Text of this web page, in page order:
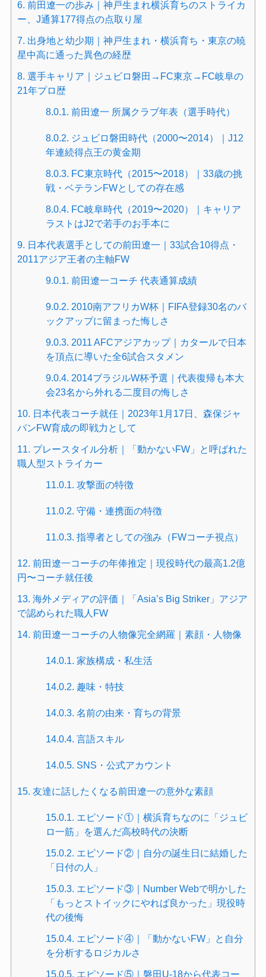
6. 前田遼一の歩み｜神戸生まれ横浜育ちのストライカ
ー、J通算177得点の点取り屋
7. 出身地と幼少期｜神戸生まれ・横浜育ち・東京の暁
星中高に通った異色の経歴
8. 選手キャリア｜ジュビロ磐田→FC東京→FC岐阜の
21年プロ歴
8.0.1. 前田遼一 所属クラブ年表（選手時代）
8.0.2. ジュビロ磐田時代（2000〜2014）｜J12
年連続得点王の黄金期
8.0.3. FC東京時代（2015〜2018）｜33歳の挑
戦・ベテランFWとしての存在感
8.0.4. FC岐阜時代（2019〜2020）｜キャリア
ラストはJ2で若手のお手本に
9. 日本代表選手としての前田遼一｜33試合10得点・
2011アジア王者の主軸FW
9.0.1. 前田遼一コーチ 代表通算成績
9.0.2. 2010南アフリカW杯｜FIFA登録30名のバ
ックアップに留まった悔しさ
9.0.3. 2011 AFCアジアカップ｜カタールで日本
を頂点に導いた全6試合スタメン
9.0.4. 2014ブラジルW杯予選｜代表復帰も本大
会23名から外れる二度目の悔しさ
10. 日本代表コーチ就任｜2023年1月17日、森保ジャ
パンFW育成の即戦力として
11. プレースタイル分析｜「動かないFW」と呼ばれた
職人型ストライカー
11.0.1. 攻撃面の特徴
11.0.2. 守備・連携面の特徴
11.0.3. 指導者としての強み（FWコーチ視点）
12. 前田遼一コーチの年俸推定｜現役時代の最高1.2億
円〜コーチ就任後
13. 海外メディアの評価｜「Asia’s Big Striker」アジア
で認められた職人FW
14. 前田遼一コーチの人物像完全網羅｜素顔・人物像
14.0.1. 家族構成・私生活
14.0.2. 趣味・特技
14.0.3. 名前の由来・育ちの背景
14.0.4. 言語スキル
14.0.5. SNS・公式アカウント
15. 友達に話したくなる前田遼一の意外な素顔
15.0.1. エピソード①｜横浜育ちなのに「ジュビ
ロ一筋」を選んだ高校時代の決断
15.0.2. エピソード②｜自分の誕生日に結婚した
「日付の人」
15.0.3. エピソード③｜Number Webで明かした
「もっとストイックにやれば良かった」現役時
代の後悔
15.0.4. エピソード④｜「動かないFW」と自分
を分析するロジカルさ
15.0.5. エピソード⑤｜磐田U-18から代表コー